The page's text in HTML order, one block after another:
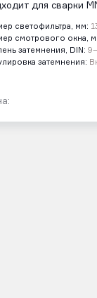
для сварки
светофильтра, мм:
смотрового окна,
затемнения, DIN:
затемнения: